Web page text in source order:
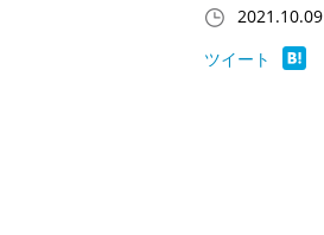
2021.10.09
ツイート